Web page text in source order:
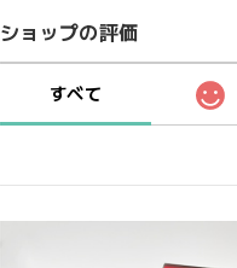
ショップの評価
すべて